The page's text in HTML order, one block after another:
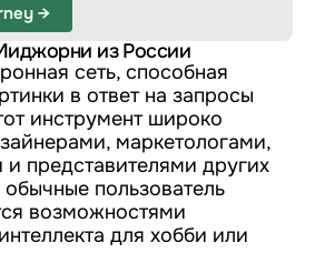
→
из России
сеть, способная
в ответ на запросы
инструмент широко
маркетологами,
представителями других
пользователь
возможностями
для хобби или